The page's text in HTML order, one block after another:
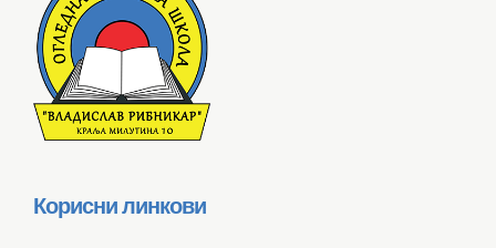
Корисни линкови